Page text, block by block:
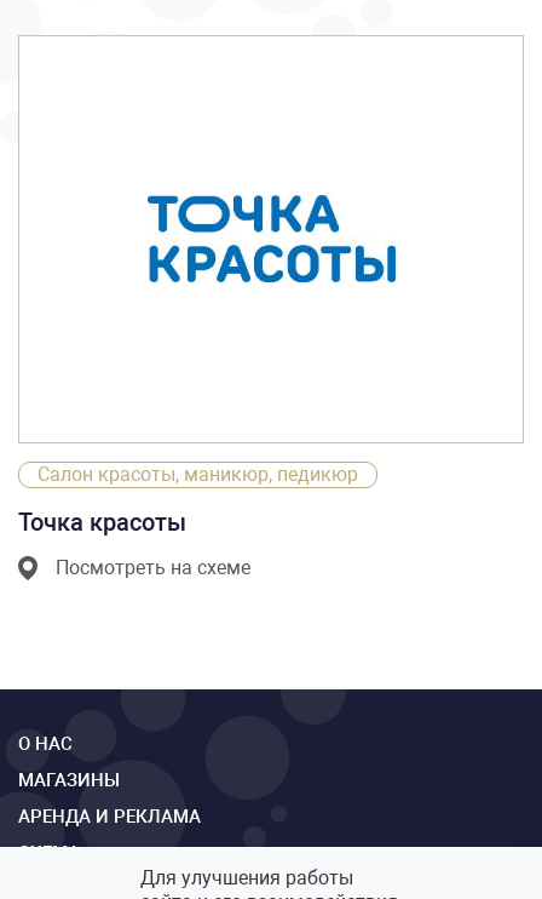
Салон красоты, маникюр, педикюр
Точка красоты
Посмотреть на схеме
О НАС
МАГАЗИНЫ
АРЕНДА И РЕКЛАМА
СХЕМА
Для улучшения работы